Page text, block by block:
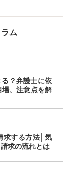
ム
？弁護士に依
場、注意点を解
求する方法│気
求の流れとは